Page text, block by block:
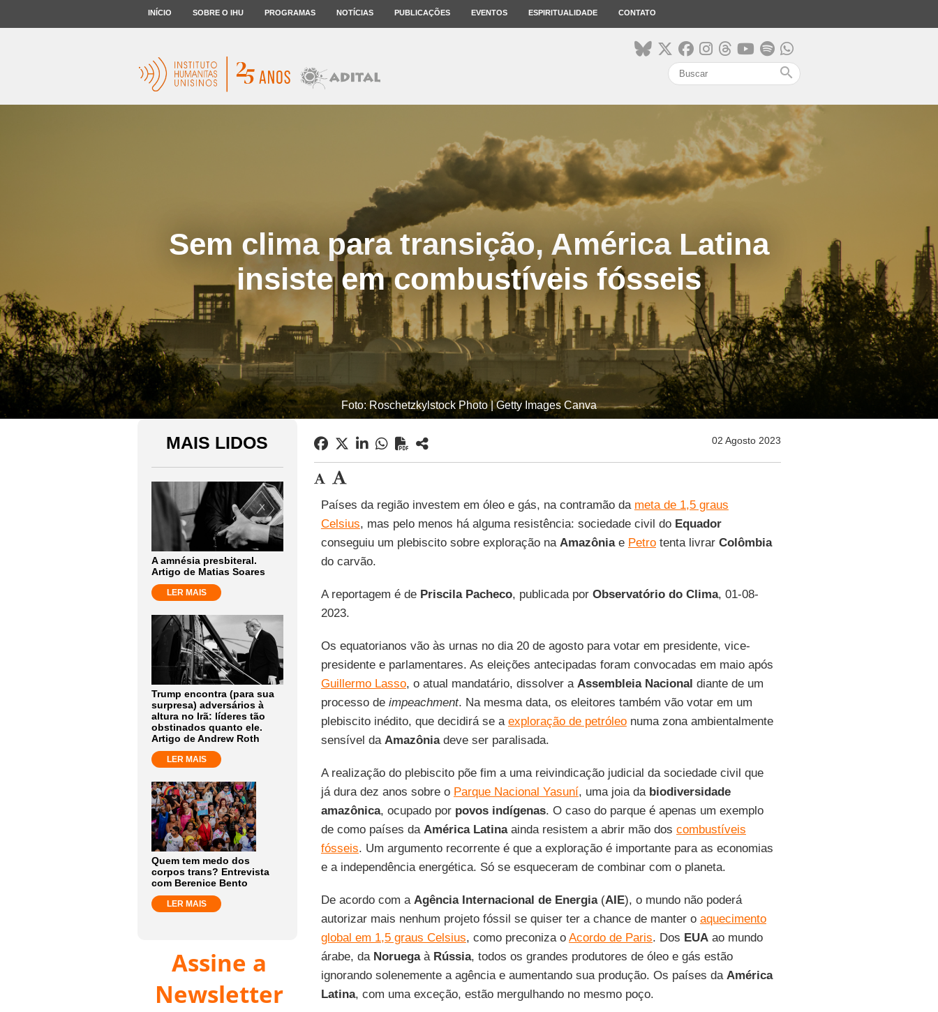
INÍCIO SOBRE O IHU PROGRAMAS NOTÍCIAS PUBLICAÇÕES EVENTOS ESPIRITUALIDADE CONTATO
search
Sem clima para transição, América Latina
insiste em combustíveis fósseis
Foto: Roschetzkylstock Photo | Getty Images Canva
MAIS LIDOS
A amnésia presbiteral.
Artigo de Matias Soares
LER MAIS
Trump encontra (para sua
surpresa) adversários à
altura no Irã: líderes tão
obstinados quanto ele.
Artigo de Andrew Roth
LER MAIS
Quem tem medo dos
corpos trans? Entrevista
com Berenice Bento
LER MAIS
Assine a
Newsletter
02 Agosto 2023
Países da região investem em óleo e gás, na contramão da meta de 1,5 graus
Celsius, mas pelo menos há alguma resistência: sociedade civil do Equador
conseguiu um plebiscito sobre exploração na Amazôniae Petrotenta livrar Colômbia
do carvão.
A reportagem é de Priscila Pacheco, publicada por Observatório do Clima, 01-08-
2023.
Os equatorianos vão às urnas no dia 20 de agosto para votar em presidente, vice-
presidente e parlamentares. As eleições antecipadas foram convocadas em maio após
Guillermo Lasso, o atual mandatário, dissolver a Assembleia Nacional diante de um
processo de impeachment. Na mesma data, os eleitores também vão votar em um
plebiscito inédito, que decidirá se a exploração de petróleonuma zona ambientalmente
sensível da Amazôniadeve ser paralisada.
A realização do plebiscito põe fim a uma reivindicação judicial da sociedade civil que
já dura dez anos sobre o Parque Nacional Yasuní, uma joia da biodiversidade
amazônica, ocupado por povos indígenas. O caso do parque é apenas um exemplo
de como países da América Latinaainda resistem a abrir mão dos combustíveis
fósseis. Um argumento recorrente é que a exploração é importante para as economias
e a independência energética. Só se esqueceram de combinar com o planeta.
De acordo com a Agência Internacional de Energia(AIE), o mundo não poderá
autorizar mais nenhum projeto fóssil se quiser ter a chance de manter o aquecimento
global em 1,5 graus Celsius, como preconiza o Acordo de Paris. Dos EUAao mundo
árabe, da Noruegaà Rússia, todos os grandes produtores de óleo e gás estão
ignorando solenemente a agência e aumentando sua produção. Os países da América
Latina, com uma exceção, estão mergulhando no mesmo poço.